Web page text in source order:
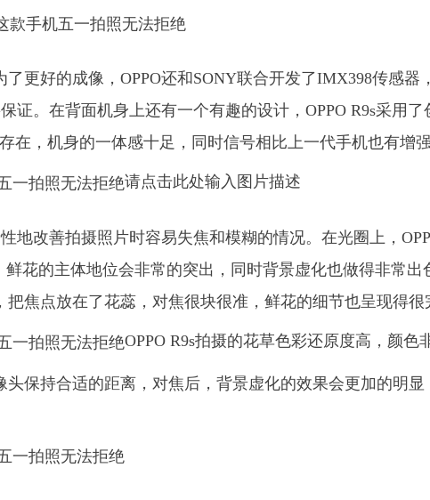
更好的成像，OPPO还和SONY联合开发了IMX398传感器
证。在背面机身上还有一个有趣的设计，OPPO R9s采用了
在，机身的一体感十足，同时信号相比上一代手机也有增强
请点击此处输入图片描述
地改善拍摄照片时容易失焦和模糊的情况。在光圈上，
花的主体地位会非常的突出，同时背景虚化也做得非常出
焦点放在了花蕊，对焦很块很准，鲜花的细节也呈现得很
OPPO R9s拍摄的花草色彩还原度高，颜色
保持合适的距离，对焦后，背景虚化的效果会更加的明显